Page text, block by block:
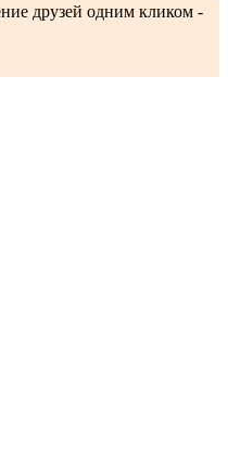
друзей одним кликом -